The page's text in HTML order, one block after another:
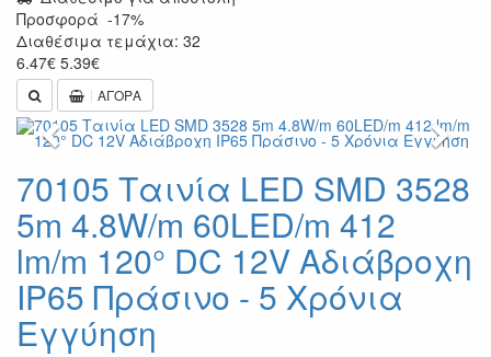
Προσφορά -17%
Διαθέσιμα τεμάχια: 32
6.47€ 5.39€
ΑΓΟΡΑ
Previous Next
70105 Ταινία LED SMD 3528
5m 4.8W/m 60LED/m 412
lm/m 120° DC 12V Αδιάβροχη
IP65 Πράσινο - 5 Χρόνια
Εγγύηση